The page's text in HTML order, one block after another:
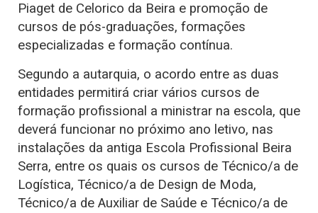
Piaget de Celorico da Beira e promoção de
cursos de pós-graduações, formações
especializadas e formação contínua.
Segundo a autarquia, o acordo entre as duas
entidades permitirá criar vários cursos de
formação profissional a ministrar na escola, que
deverá funcionar no próximo ano letivo, nas
instalações da antiga Escola Profissional Beira
Serra, entre os quais os cursos de Técnico/a de
Logística, Técnico/a de Design de Moda,
Técnico/a de Auxiliar de Saúde e Técnico/a de